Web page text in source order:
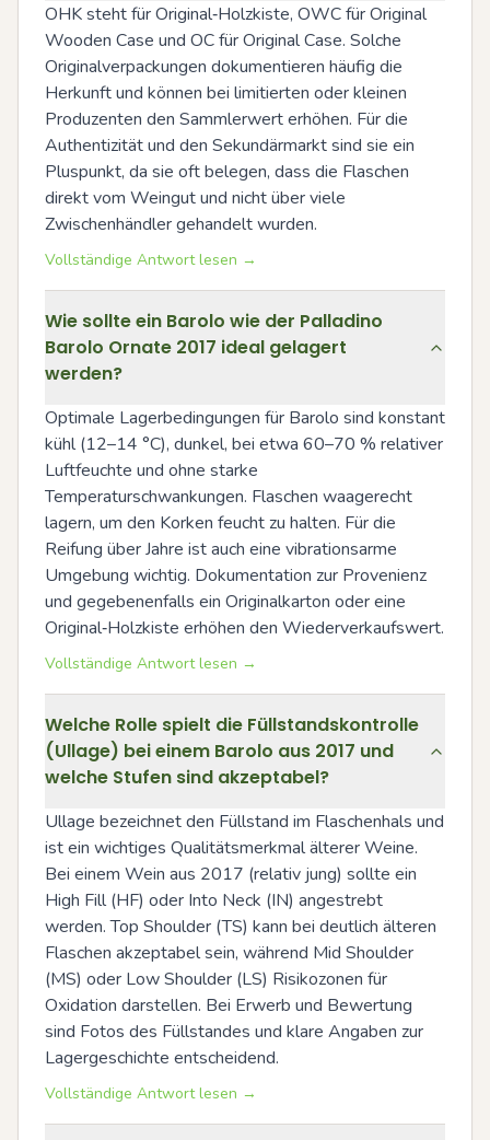
OHK steht für Original‑Holzkiste, OWC für Original
Wooden Case und OC für Original Case. Solche
Originalverpackungen dokumentieren häufig die
Herkunft und können bei limitierten oder kleinen
Produzenten den Sammlerwert erhöhen. Für die
Authentizität und den Sekundärmarkt sind sie ein
Pluspunkt, da sie oft belegen, dass die Flaschen
direkt vom Weingut und nicht über viele
Zwischenhändler gehandelt wurden.
Vollständige Antwort lesen →
Wie sollte ein Barolo wie der Palladino
Barolo Ornate 2017 ideal gelagert
werden?
Optimale Lagerbedingungen für Barolo sind konstant
kühl (12–14 °C), dunkel, bei etwa 60–70 % relativer
Luftfeuchte und ohne starke
Temperaturschwankungen. Flaschen waagerecht
lagern, um den Korken feucht zu halten. Für die
Reifung über Jahre ist auch eine vibrationsarme
Umgebung wichtig. Dokumentation zur Provenienz
und gegebenenfalls ein Originalkarton oder eine
Original‑Holzkiste erhöhen den Wiederverkaufswert.
Vollständige Antwort lesen →
Welche Rolle spielt die Füllstandskontrolle
(Ullage) bei einem Barolo aus 2017 und
welche Stufen sind akzeptabel?
Ullage bezeichnet den Füllstand im Flaschenhals und
ist ein wichtiges Qualitätsmerkmal älterer Weine.
Bei einem Wein aus 2017 (relativ jung) sollte ein
High Fill (HF) oder Into Neck (IN) angestrebt
werden. Top Shoulder (TS) kann bei deutlich älteren
Flaschen akzeptabel sein, während Mid Shoulder
(MS) oder Low Shoulder (LS) Risikozonen für
Oxidation darstellen. Bei Erwerb und Bewertung
sind Fotos des Füllstandes und klare Angaben zur
Lagergeschichte entscheidend.
Vollständige Antwort lesen →